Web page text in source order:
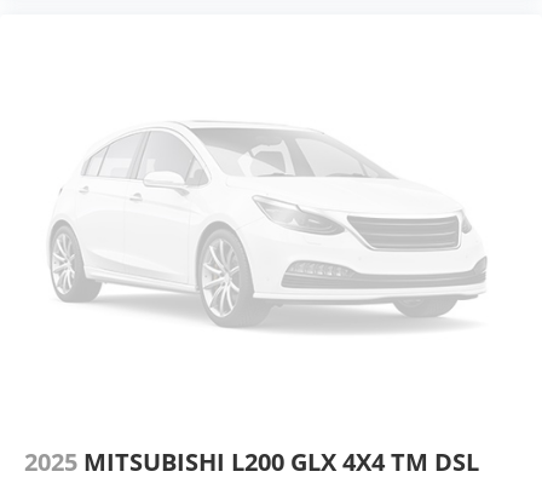
2025 MITSUBISHI L200 GLX 4X4 TM DSL